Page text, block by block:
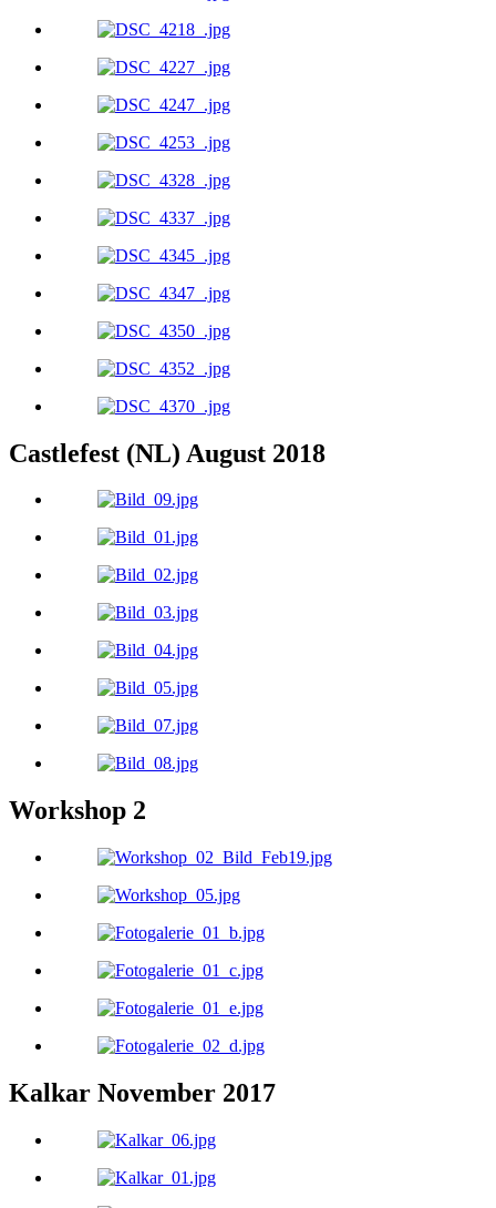
Castlefest (NL) August 2018
Workshop 2
Kalkar November 2017